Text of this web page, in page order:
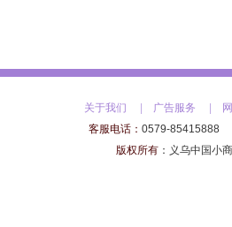
关于我们 广告服务
客服电话： 0579-85415888
版权所有： 义乌中国小